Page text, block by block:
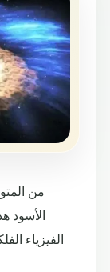
من
الأسود
الفيزياء